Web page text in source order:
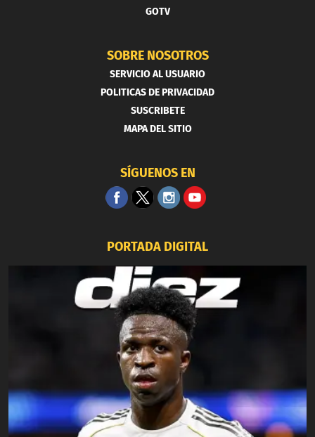
GOTV
SOBRE NOSOTROS
SERVICIO AL USUARIO
POLITICAS DE PRIVACIDAD
SUSCRIBETE
MAPA DEL SITIO
SÍGUENOS EN
PORTADA DIGITAL